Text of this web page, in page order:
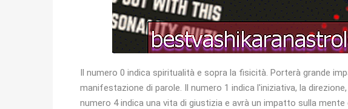
Il numero 0 indica spiritualità e sopra la fisicità. Porterà grande
manifestazione di parole. Il numero 1 indica l'iniziativa, la
numero 4 indica una vita di giustizia e avrà un impatto sulla mente